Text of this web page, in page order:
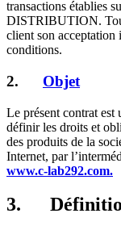
transactions établies
DISTRIBUTION.
client son acceptation
conditions.
2. Objet
Le présent contrat est
définir les droits et
des produits de la
Internet, par
www.c-lab292.com.
3.